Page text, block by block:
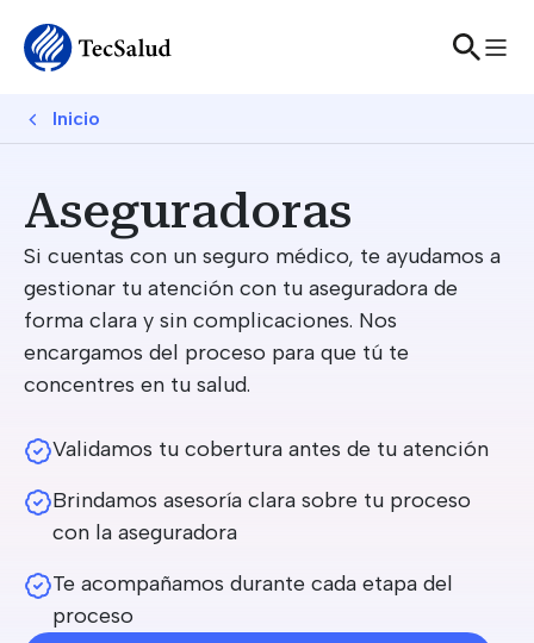
Breadcrumb
Inicio
Aseguradoras
Si cuentas con un seguro médico, te ayudamos a
gestionar tu atención con tu aseguradora de
forma clara y sin complicaciones. Nos
encargamos del proceso para que tú te
concentres en tu salud.
Validamos tu cobertura antes de tu atención
Brindamos asesoría clara sobre tu proceso
con la aseguradora
Te acompañamos durante cada etapa del
proceso